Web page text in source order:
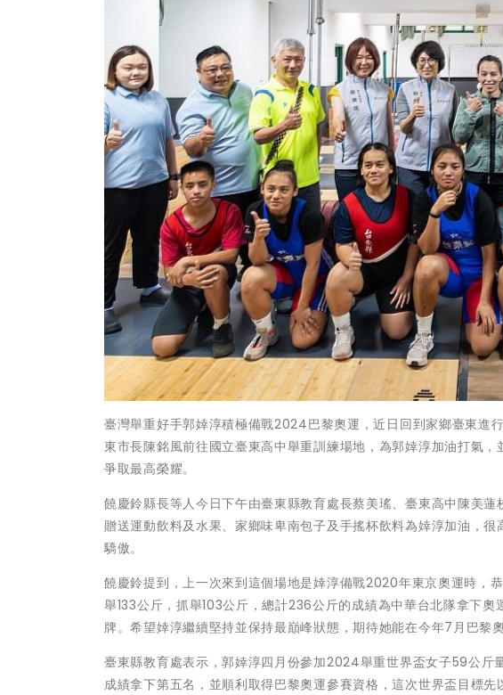
臺灣舉重好手郭婞淳積極備戰2024巴黎奧運，近日回到家鄉臺東進
東市長陳銘風前往國立臺東高中舉重訓練場地，為郭婞淳加油打氣
爭取最高榮耀。
饒慶鈴縣長等人今日下午由臺東縣教育處長蔡美瑤、臺東高中陳美
贈送運動飲料及水果、家鄉味卑南包子及手搖杯飲料為婞淳加油，
驕傲。
饒慶鈴提到，上一次來到這個場地是婞淳備戰2020年東京奧運時，
舉133公斤，抓舉103公斤，總計236公斤的成績為中華台北隊拿下
牌。希望婞淳繼續堅持並保持最巔峰狀態，期待她能在今年7月巴黎
臺東縣教育處表示，郭婞淳四月份參加2024舉重世界盃女子59公斤
成績拿下第五名，並順利取得巴黎奧運參賽資格，這次世界盃目標